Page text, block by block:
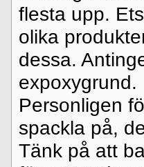
flesta upp.
olika
dessa.
expoxygrund.
Personligen
spackla på,
Tänk på att